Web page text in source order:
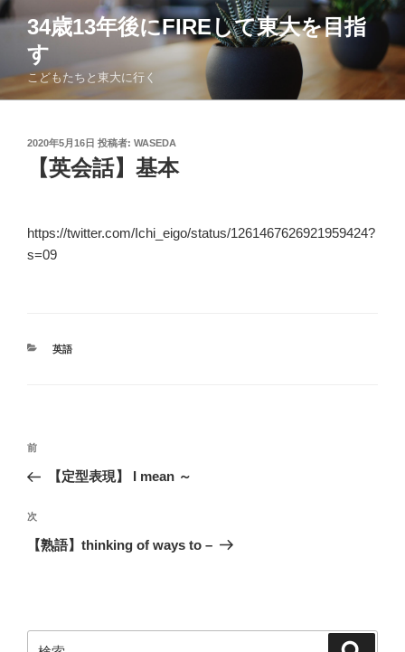
コ
ン
ツ
34歳13年後にFIREして東大を目指
す
こどもたちと東大に行く
投
2020年5月16日 投稿者: WASEDA
【英会話】基本
https://twitter.com/Ichi_eigo/status/1261467626921959424?
s=09
カ
英語
投
ナ
ビ
ゲ
ン
前
の
稿
前
【定型表現】 I mean ～
次
の
次
【熟語】thinking of ways to –